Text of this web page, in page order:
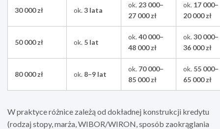
30 000 zł ok.3 lata
ok. 23 000–
27 000 zł
ok. 17 000–
20 000 zł
50 000 zł ok. 5 lat
ok.40 000–
48 000 zł
ok.30 000–
36 000 zł
80 000 zł ok. 8–9 lat
ok. 70 000–
85 000 zł
ok. 55 000–
65 000 zł
W praktyce różnice zależą od dokładnej konstrukcji kredytu
(rodzaj stopy, marża, WIBOR/WIRON, sposób zaokrąglania